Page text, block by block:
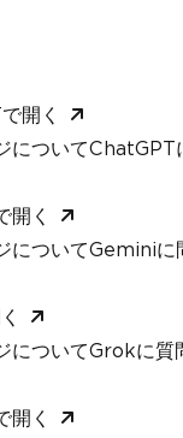
開く
についてChatGPT
開く
についてGeminiに
についてGrokに質
開く